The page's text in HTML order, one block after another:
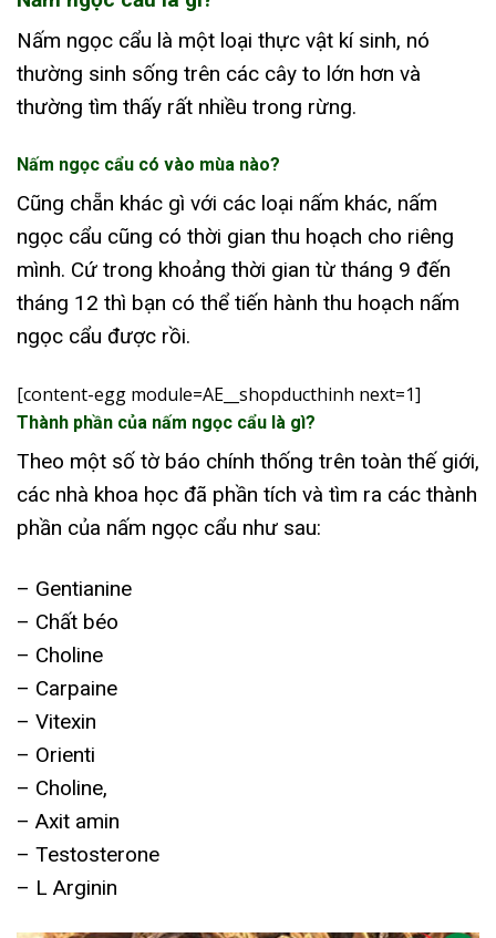
Nấm ngọc cẩu là một loại thực vật kí sinh, nó
thường sinh sống trên các cây to lớn hơn và
thường tìm thấy rất nhiều trong rừng.
Nấm ngọc cẩu có vào mùa nào?
Cũng chẵn khác gì với các loại nấm khác, nấm
ngọc cẩu cũng có thời gian thu hoạch cho riêng
mình. Cứ trong khoảng thời gian từ tháng 9 đến
tháng 12 thì bạn có thể tiến hành thu hoạch nấm
ngọc cẩu được rồi.
[content-egg module=AE__shopducthinh next=1]
Thành phần của nấm ngọc cẩu là gì?
Theo một số tờ báo chính thống trên toàn thế giới,
các nhà khoa học đã phần tích và tìm ra các thành
phần của nấm ngọc cẩu như sau:
– Gentianine
– Chất béo
– Choline
– Carpaine
– Vitexin
– Orienti
– Choline,
– Axit amin
– Testosterone
– L Arginin